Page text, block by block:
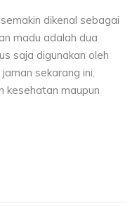
dikenal sebagai
madu adalah dua
saja digunakan oleh
sekarang ini,
kesehatan maupun